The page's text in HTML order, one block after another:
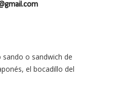
sando o sandwich de
el bocadillo del